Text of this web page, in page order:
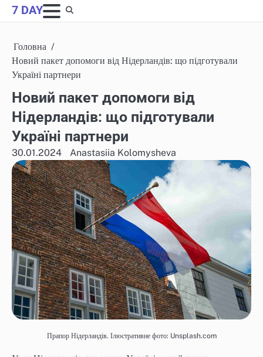
Skip
to
7 DAY
Головна
Новий пакет допомоги від Нідерландів: що підготували
Україні партнери
Новий пакет допомоги від
Нідерландів: що підготували
Україні партнери
30.01.2024 Anastasiia Kolomysheva
Прапор Нідерландів. Ілюстративне фото: Unsplash.com